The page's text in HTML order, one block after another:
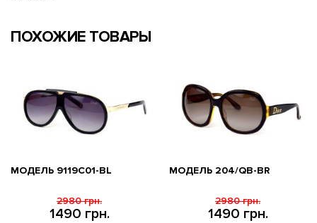
ПОХОЖИЕ ТОВАРЫ
МОДЕЛЬ 9119С01-BL
1490 грн.
2980 грн.
МОДЕЛЬ 204/QB-BR
1490 грн.
2980 грн.